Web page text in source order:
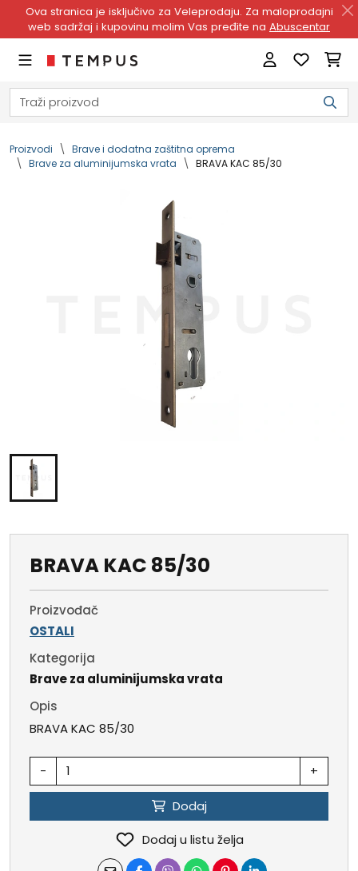
Ova stranica je isključivo za Veleprodaju. Za maloprodajni
web sadržaj i kupovinu molim Vas pređite na Abuscentar
Proizvodi
Brave i dodatna zaštitna oprema
Brave za aluminijumska vrata
BRAVA KAC 85/30
BRAVA KAC 85/30
Proizvođač
OSTALI
Kategorija
Brave za aluminijumska vrata
Opis
BRAVA KAC 85/30
- +
Dodaj
Dodaj u listu želja